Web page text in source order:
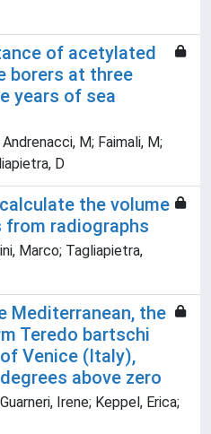
of acetylated
borers at three
years of sea
M; Faimali, M;
D
the volume
radiographs
Marco; Tagliapietra,
Mediterranean, the
Teredo bartschi
Venice (Italy),
above zero
Irene; Keppel, Erica;